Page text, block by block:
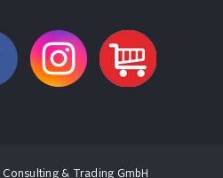
& Trading GmbH